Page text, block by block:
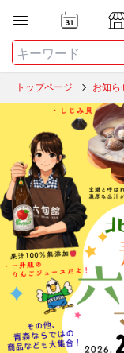
お店 ニュース 全て
トップページ お知ら